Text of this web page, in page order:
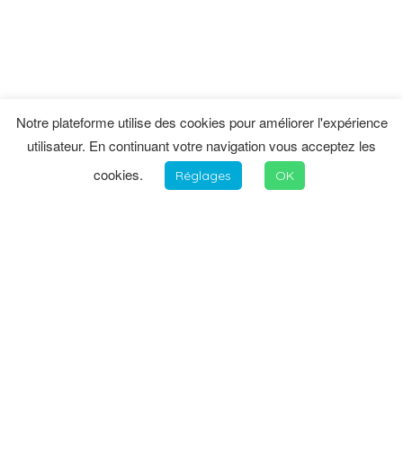
Notre plateforme utilise des cookies pour améliorer l'expérience
utilisateur. En continuant votre navigation vous acceptez les
cookies.
Réglages OK